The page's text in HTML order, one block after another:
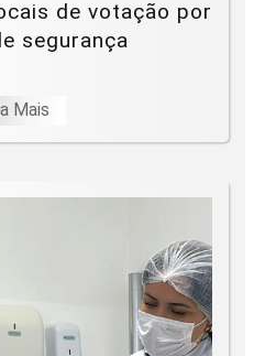
de votação por
segurança
Mais